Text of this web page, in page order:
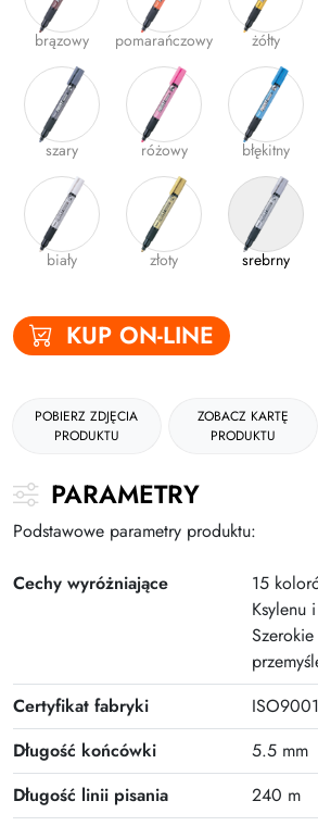
Gumki
Kleje
Plastyczne i kreatywne
Organizacja dokumentów
Produkty upominkowe
EKO-RECYCOLOGY
Nożyczki
Kamuflaż dokumentów
Plus
brązowy pomarańczowy żółty
szary różowy błękitny
biały złoty srebrny
KUP ON-LINE
POBIERZ ZDJĘCIA
PRODUKTU
ZOBACZ KARTĘ
PRODUKTU
PARAMETRY
Podstawowe parametry produktu:
Cechy wyróżniające
15
Ksylenu
Certyfikat fabryki
Długość końcówki
5.5 mm
Długość linii pisania
240 m